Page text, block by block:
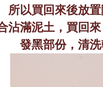
所以買回來後放置
沾滿泥土，買回
發黑部份，清洗